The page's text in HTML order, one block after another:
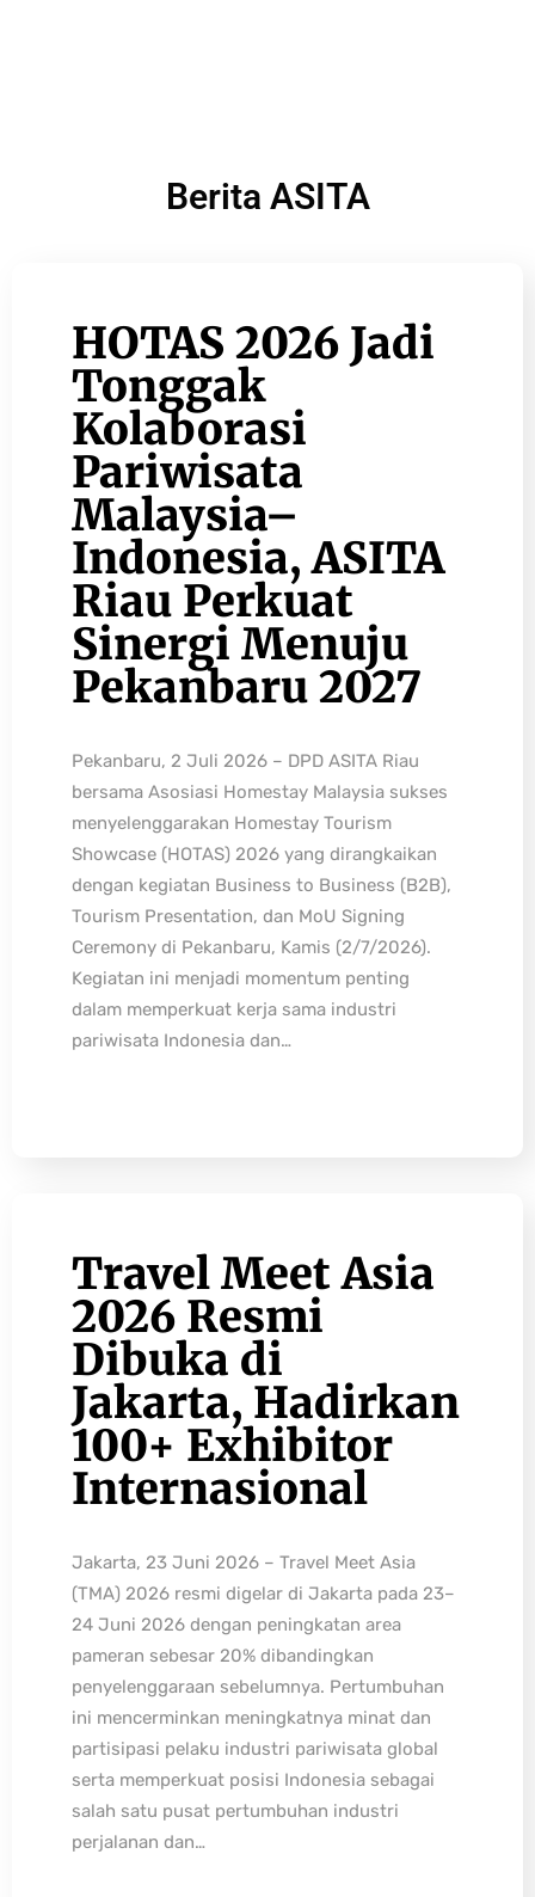
Berita ASITA
HOTAS 2026 Jadi
Tonggak
Kolaborasi
Pariwisata
Malaysia–
Indonesia, ASITA
Riau Perkuat
Sinergi Menuju
Pekanbaru 2027
Pekanbaru, 2 Juli 2026 – DPD ASITA Riau
bersama Asosiasi Homestay Malaysia sukses
menyelenggarakan Homestay Tourism
Showcase (HOTAS) 2026 yang dirangkaikan
dengan kegiatan Business to Business (B2B),
Tourism Presentation, dan MoU Signing
Ceremony di Pekanbaru, Kamis (2/7/2026).
Kegiatan ini menjadi momentum penting
dalam memperkuat kerja sama industri
pariwisata Indonesia dan…
Travel Meet Asia
2026 Resmi
Dibuka di
Jakarta, Hadirkan
100+ Exhibitor
Internasional
Jakarta, 23 Juni 2026 – Travel Meet Asia
(TMA) 2026 resmi digelar di Jakarta pada 23–
24 Juni 2026 dengan peningkatan area
pameran sebesar 20% dibandingkan
penyelenggaraan sebelumnya. Pertumbuhan
ini mencerminkan meningkatnya minat dan
partisipasi pelaku industri pariwisata global
serta memperkuat posisi Indonesia sebagai
salah satu pusat pertumbuhan industri
perjalanan dan…